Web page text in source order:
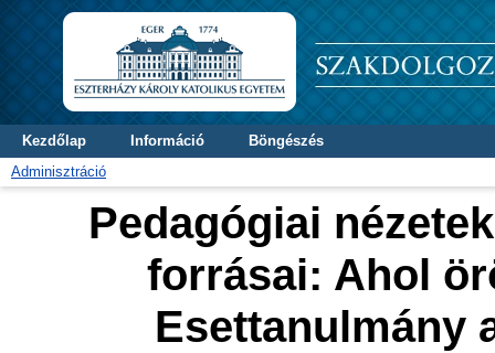
Kezdőlap Információ
Böngészés
Adminisztráció
Pedagógiai
forrásai: Ahol
Esettanulmány